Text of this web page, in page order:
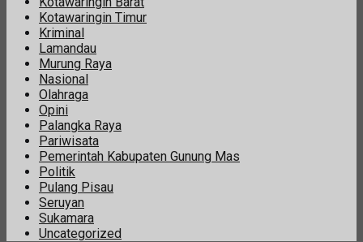
Kotawaringin Timur
Kriminal
Lamandau
Murung Raya
Nasional
Olahraga
Opini
Palangka Raya
Pariwisata
Pemerintah Kabupaten Gunung Mas
Politik
Pulang Pisau
Seruyan
Sukamara
Uncategorized